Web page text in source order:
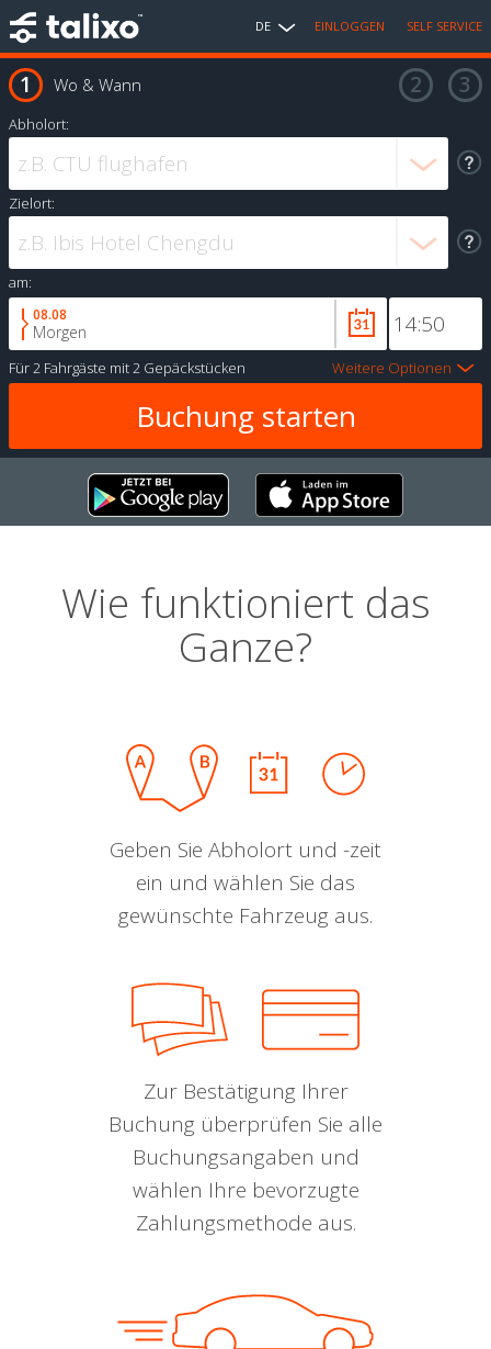
DE EINLOGGEN SELF SERVICE
Wo & Wann
Abholort:
Zielort:
am:
08.08
Morgen
Für2 Fahrgäste mit2 Gepäckstücken Weitere Optionen
Wie funktioniert das
Ganze?
Geben Sie Abholort und -zeit
ein und wählen Sie das
gewünschte Fahrzeug aus.
Zur Bestätigung Ihrer
Buchung überprüfen Sie alle
Buchungsangaben und
wählen Ihre bevorzugte
Zahlungsmethode aus.